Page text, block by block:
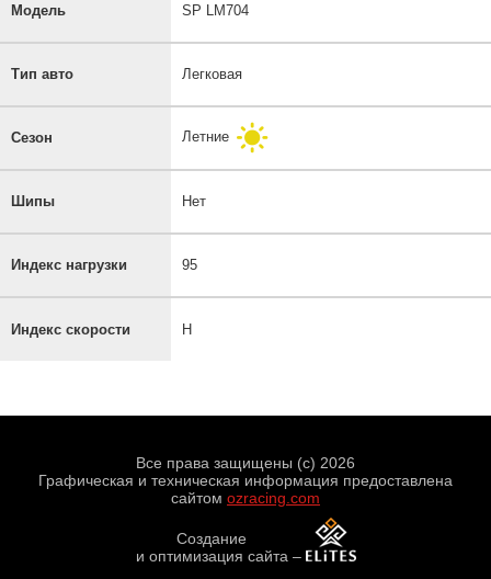
Модель SP LM704
Тип авто Легковая
Сезон Летние
Шипы Нет
Индекс нагрузки 95
Индекс скорости H
Все права защищены (с) 2026
Графическая и техническая информация предоставлена
сайтом ozracing.com
Создание
и оптимизация сайта –